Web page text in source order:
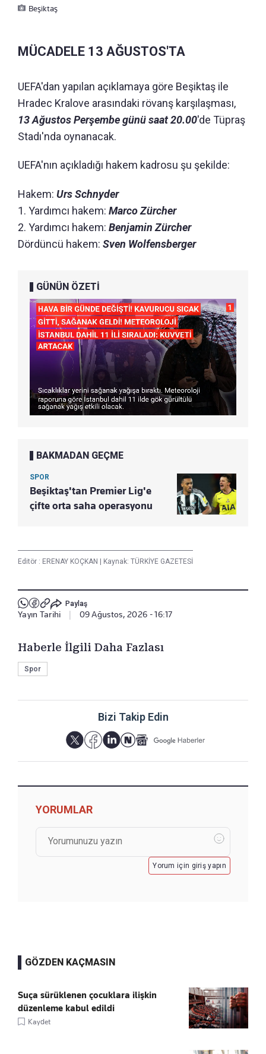
Beşiktaş
MÜCADELE 13 AĞUSTOS'TA
UEFA'dan yapılan açıklamaya göre Beşiktaş ile
Hradec Kralove arasındaki rövanş karşılaşması,
13 Ağustos Perşembe günü saat 20.00'de Tüpraş
Stadı'nda oynanacak.
UEFA'nın açıkladığı hakem kadrosu şu şekilde:
Hakem: Urs Schnyder
1. Yardımcı hakem: Marco Zürcher
2. Yardımcı hakem: Benjamin Zürcher
Dördüncü hakem: Sven Wolfensberger
GÜNÜN ÖZETİ
BAKMADAN GEÇME
SPOR
Beşiktaş'tan Premier Lig'e
çifte orta saha operasyonu
Editör : ERENAY KOÇKAN Kaynak: TÜRKİYE GAZETESİ
Paylaş
Yayın Tarihi 09 Ağustos, 2026 - 16:17
Haberle İlgili Daha Fazlası
Spor
Bizi Takip Edin
YORUMLAR
Yorum için giriş yapın
GÖZDEN KAÇMASIN
Suça sürüklenen çocuklara ilişkin
düzenleme kabul edildi
Kaydet